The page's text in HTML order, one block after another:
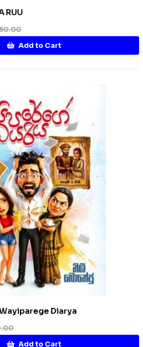
RUU
Add to Cart
Diarya
Add to Cart